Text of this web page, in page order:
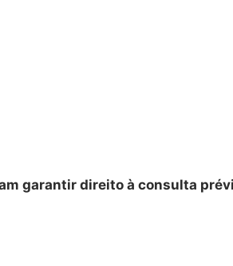
garantir direito à consulta